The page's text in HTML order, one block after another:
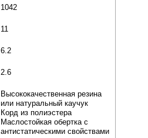
1042
11
6.2
2.6
Высококачественная резина
или натуральный каучук
Корд из полиэстера
Маслостойкая обертка с
антистатическими свойствами